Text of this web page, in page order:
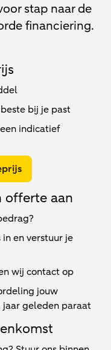
stap naar de
financiering.
bij je past
indicatief
offerte aan
en verstuur je
wij contact op
jouw
geleden paraat